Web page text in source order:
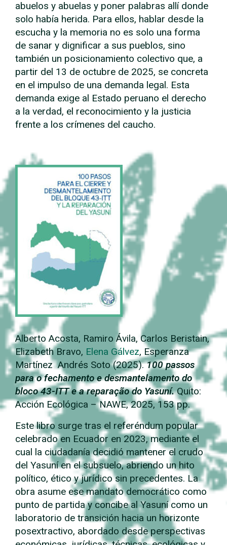
abuelos y abuelas y poner palabras allí donde
solo había herida. Para ellos, hablar desde la
escucha y la memoria no es solo una forma
de sanar y dignificar a sus pueblos, sino
también un posicionamiento colectivo que, a
partir del 13 de octubre de 2025, se concreta
en el impulso de una demanda legal. Esta
demanda exige al Estado peruano el derecho
a la verdad, el reconocimiento y la justicia
frente a los crímenes del caucho.
Alberto Acosta, Ramiro Ávila, Carlos Beristain,
Elizabeth Bravo, Elena Gálvez, Esperanza
Martínez Andrés Soto (2025).100 passos
para o fechamento e desmantelamento do
bloco 43-ITT e a reparação do Yasuní.Quito:
Acción Ecológica – NAWE, 2025, 153 pp.
Este libro surge tras el referéndum popular
celebrado en Ecuador en 2023, mediante el
cual la ciudadanía decidió mantener el crudo
del Yasuní en el subsuelo, abriendo un hito
político, ético y jurídico sin precedentes. La
obra asume ese mandato democrático como
punto de partida y concibe al Yasuní como un
laboratorio de transición hacia un horizonte
posextractivo, abordado desde perspectivas